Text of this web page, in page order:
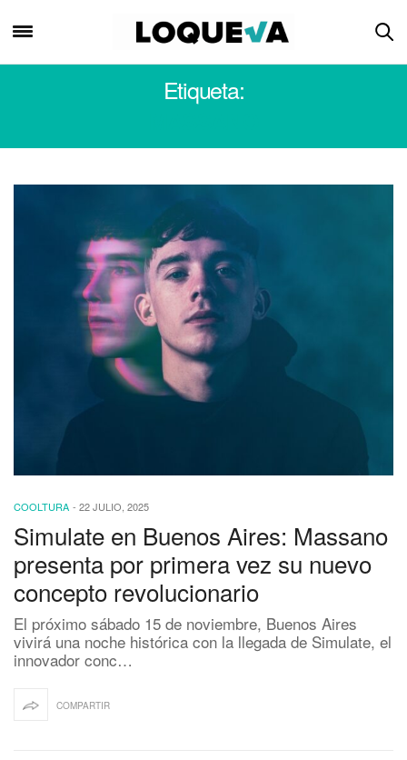
Etiqueta:
COOLTURA - 22 JULIO, 2025
Simulate en Buenos Aires: Massano
presenta por primera vez su nuevo
concepto revolucionario
El próximo sábado 15 de noviembre, Buenos Aires
vivirá una noche histórica con la llegada de Simulate, el
innovador conc…
COMPARTIR